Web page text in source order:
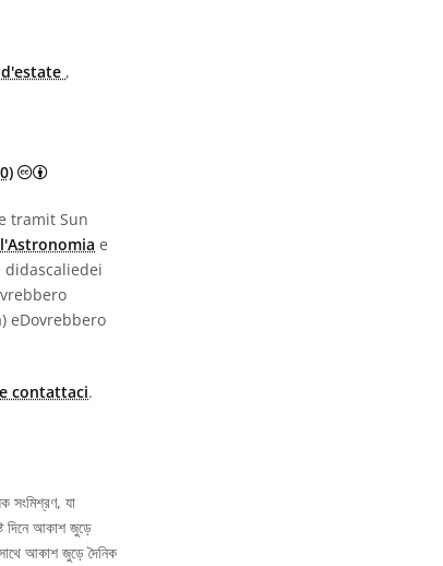
,
Creative Commons Attribuzione 4.0 Internazionale
tramit Sun
e
eDovrebbero
contattaci.
সংমিশ্রণ, যা
দিনে আকাশ জুড়ে
আকাশ জুড়ে দৈনিক